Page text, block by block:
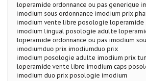
loperamide ordonnance ou pas generique
imodium sous ordonnance imodium prix
imodium vente libre posologie loperamide
imodium lingual posologie adulte
loperamide ordonnance ou pas imodium
imodiumduo prix imodiumduo prix
imodium posologie adulte imodium prix
loperamide vente libre imodium caps
imodium duo prix posologie imodium